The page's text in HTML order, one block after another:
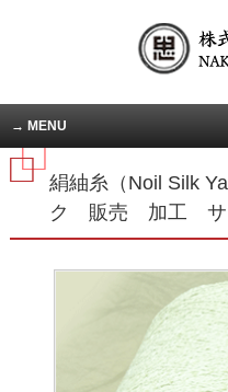
MENU
絹紬糸（Noil Silk
ク 販売 加工 サ